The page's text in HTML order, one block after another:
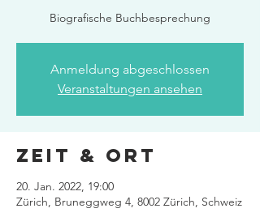
Biografische Buchbesprechung
Anmeldung abgeschlossen
Veranstaltungen ansehen
Zeit & Ort
20. Jan. 2022, 19:00
Zürich, Bruneggweg 4, 8002 Zürich, Schweiz